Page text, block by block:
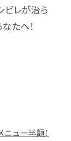
ビレが治ら
たへ！
ュー半額！